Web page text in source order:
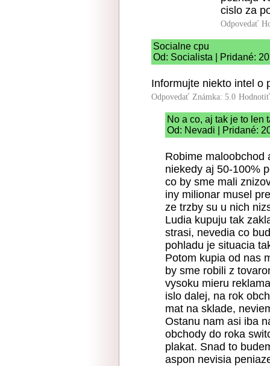
cislo za
Odpovedať
Socialne cpu
Od: Socialista | Pridané:
Informujte niekto intel o
Odpovedať Známka: 5.0
No a co, aj tak je to len
Od: Nevadi | Pridané:
Robime maloobchod
niekedy aj 50-100%
co by sme mali
iny milionar musel
ze trzby su u nich
Ludia kupuju tak
strasi, nevedia co
pohladu je situacia
Potom kupia od nas
by sme robili z
vysoku mieru
islo dalej, na rok
mat na sklade,
Ostanu nam asi iba
obchody do roka
plakat. Snad to
aspon nevisia